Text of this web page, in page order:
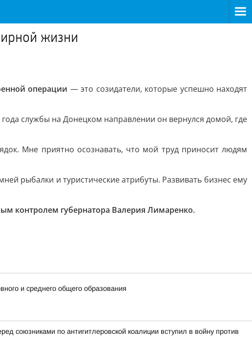
жизни
операции — это созидатели, которые успешно находят
службы на Донецком направлении он вернулся домой, где
Мне приятно осознавать, что мой труд приносит людям
рыбалки и туристические атрибуты. Развивать бизнес ему
контролем губернатора Валерия Лимаренко.
и среднего общего образования
союзниками по антигитлеровской коалиции вступил в войну против